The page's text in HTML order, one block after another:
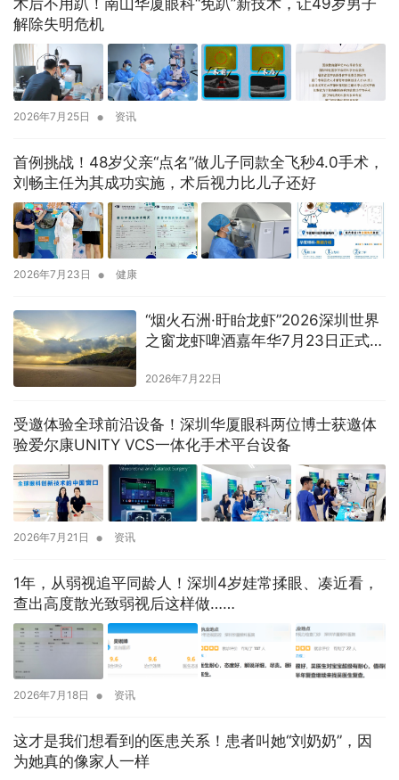
术后不用趴！南山华厦眼科“免趴”新技术，让49岁男子
解除失明危机
2026年7月25日 • 资讯
首例挑战！48岁父亲“点名”做儿子同款全飞秒4.0手术，
刘畅主任为其成功实施，术后视力比儿子还好
2026年7月23日 • 健康
“烟火石洲·盱眙龙虾”2026深圳世界
之窗龙虾啤酒嘉年华7月23日正式启
2026年7月22日
受邀体验全球前沿设备！深圳华厦眼科两位博士获邀体
验爱尔康UNITY VCS一体化手术平台设备
2026年7月21日 • 资讯
1年，从弱视追平同龄人！深圳4岁娃常揉眼、凑近看，
查出高度散光致弱视后这样做……
2026年7月18日 • 资讯
这才是我们想看到的医患关系！患者叫她“刘奶奶”，因
为她真的像家人一样